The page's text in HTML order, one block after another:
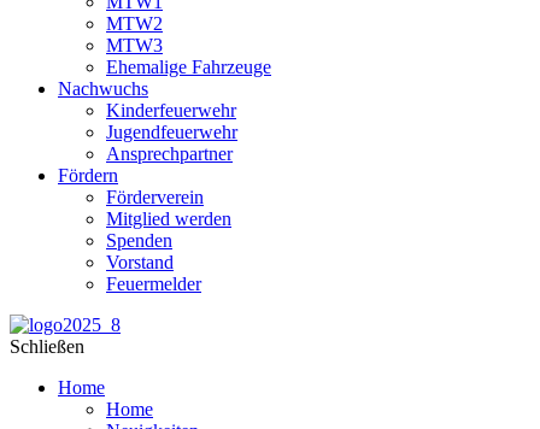
MTW2
MTW3
Ehemalige Fahrzeuge
Nachwuchs
Kinderfeuerwehr
Jugendfeuerwehr
Ansprechpartner
Fördern
Förderverein
Mitglied werden
Spenden
Vorstand
Feuermelder
Schließen
Home
Home